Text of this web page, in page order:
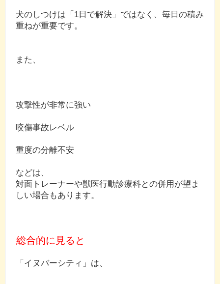
犬のしつけは「1日で解決」ではなく、毎日の積み
重ねが重要です。
また、
攻撃性が非常に強い
咬傷事故レベル
重度の分離不安
などは、
対面トレーナーや獣医行動診療科との併用が望ま
しい場合もあります。
総合的に見ると
「イヌバーシティ」は、